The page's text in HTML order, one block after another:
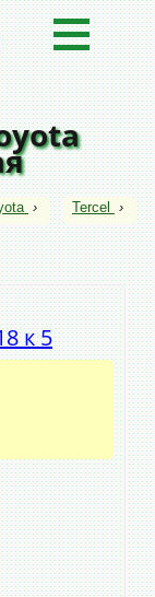
› Tercel
›
к 5